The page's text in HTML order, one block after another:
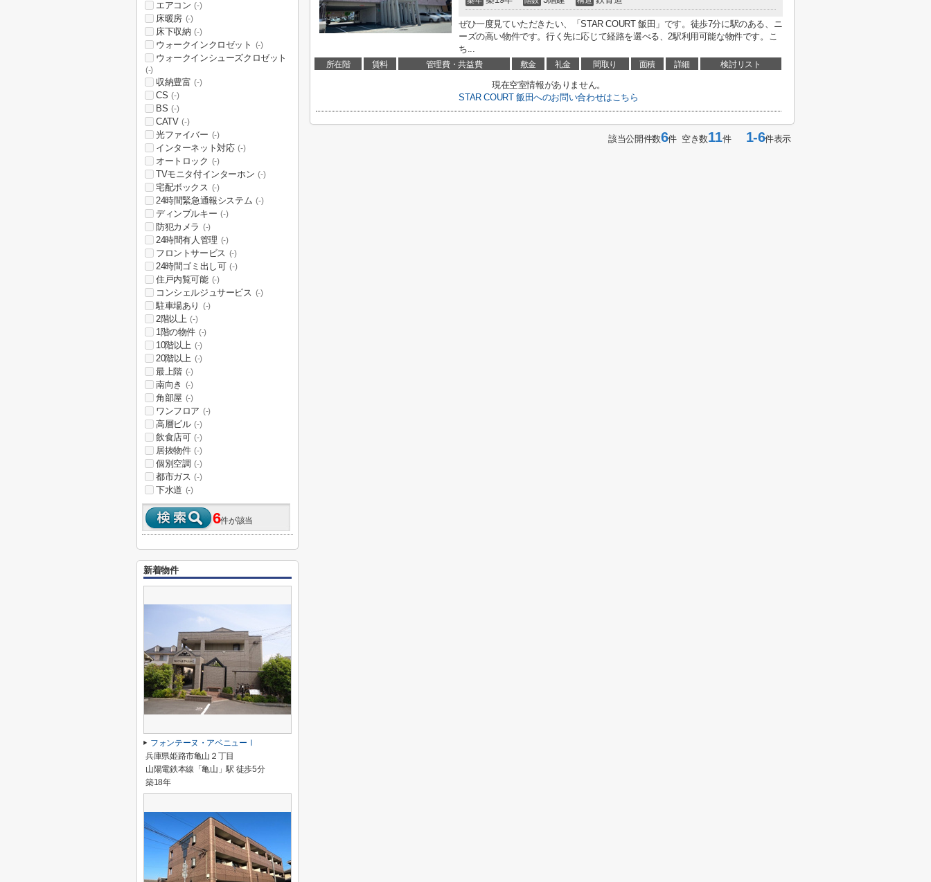
ぜひ一度見ていただきたい、「STAR COURT 飯田」です。徒歩7分に駅のある、ニ
ーズの高い物件です。行く先に応じて経路を選べる、2駅利用可能な物件です。こ
ち...
所在階 賃料 管理費・共益費 敷金 礼金 間取り 面積 詳細 検討リスト
現在空室情報がありません。
STAR COURT 飯田へのお問い合わせはこちら
該当公開件数6件 空き数11件1-6件表示
エアコン (-)
床暖房 (-)
床下収納 (-)
ウォークインクロゼット (-)
ウォークインシューズクロゼット
(-)
収納豊富 (-)
CS (-)
BS (-)
CATV (-)
光ファイバー (-)
インターネット対応 (-)
オートロック (-)
TVモニタ付インターホン (-)
宅配ボックス (-)
24時間緊急通報システム (-)
ディンプルキー (-)
防犯カメラ (-)
24時間有人管理 (-)
フロントサービス (-)
24時間ゴミ出し可 (-)
住戸内覧可能 (-)
コンシェルジュサービス (-)
駐車場あり (-)
2階以上 (-)
1階の物件 (-)
10階以上 (-)
20階以上 (-)
最上階 (-)
南向き (-)
角部屋 (-)
ワンフロア (-)
高層ビル (-)
飲食店可 (-)
居抜物件 (-)
個別空調 (-)
都市ガス (-)
下水道 (-)
6件が該当
新着物件
フォンテーヌ・アベニューⅠ
兵庫県姫路市亀山２丁目
山陽電鉄本線「亀山」駅 徒歩5分
築18年